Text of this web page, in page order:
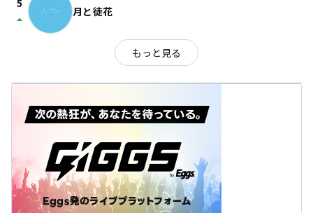
5
arrow_drop_up 月と徒花
もっと見る